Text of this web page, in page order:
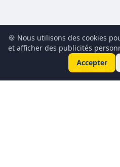
🍪 Nous utilisons des cookies
et afficher des publicités
Accepter